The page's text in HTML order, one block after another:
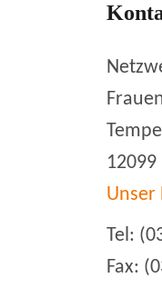
Unser
Tel:
Fax: